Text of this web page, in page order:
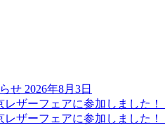
せ 2026年8月3日
レザーフェアに参加しました！
レザーフェアに参加しました！